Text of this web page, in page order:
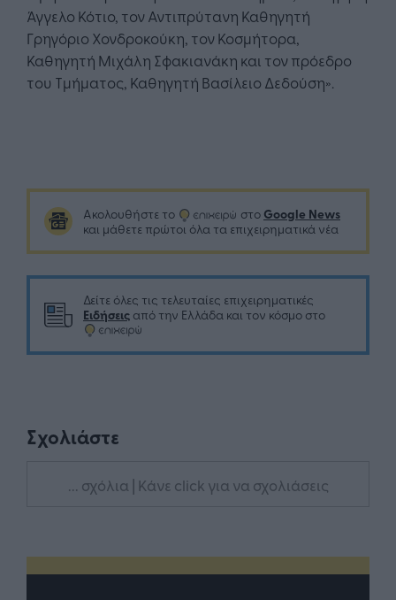
Άγγελο Κότιο, τον Αντιπρύτανη Καθηγητή
Γρηγόριο Χονδροκούκη, τον Κοσμήτορα,
Καθηγητή Μιχάλη Σφακιανάκη και τον πρόεδρο
του Τμήματος, Καθηγητή Βασίλειο Δεδούση».
Ακολουθήστε το στο Google News
και μάθετε πρώτοι όλα τα επιχειρηματικά νέα
Δείτε όλες τις τελευταίες επιχειρηματικές
Ειδήσεις από την Ελλάδα και τον κόσμο στο
Σχολιάστε
... σχόλια | Κάνε click για να σχολιάσεις